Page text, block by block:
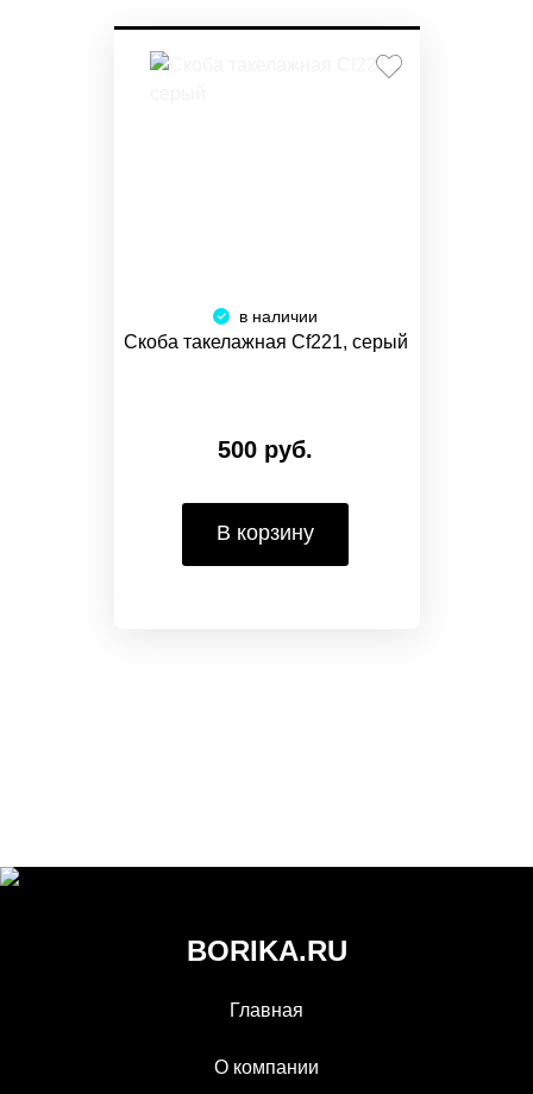
в наличии
Скоба такелажная Cf221, серый
500 руб.
В корзину
BORIKA.RU
Главная
О компании